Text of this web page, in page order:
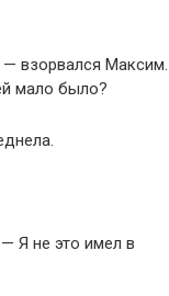
взорвался Максим.
мало было?
Я не это имел в